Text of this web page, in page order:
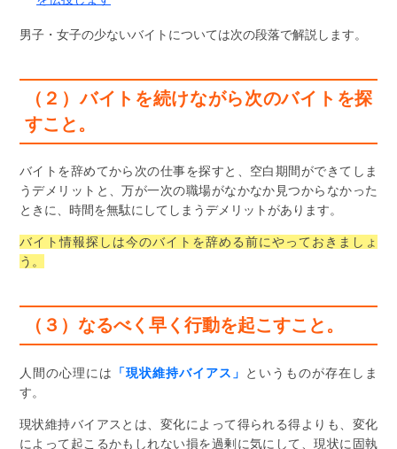
男子・女子の少ないバイトについては次の段落で解説します。
（２）バイトを続けながら次のバイトを探
すこと。
バイトを辞めてから次の仕事を探すと、空白期間ができてしま
うデメリットと、万が一次の職場がなかなか見つからなかった
ときに、時間を無駄にしてしまうデメリットがあります。
バイト情報探しは今のバイトを辞める前にやっておきましょ
う。
（３）なるべく早く行動を起こすこと。
人間の心理には 「現状維持バイアス」
というものが存在しま
す。
現状維持バイアスとは、変化によって得られる得よりも、変化
によって起こるかもしれない損を過剰に気にして、現状に固執